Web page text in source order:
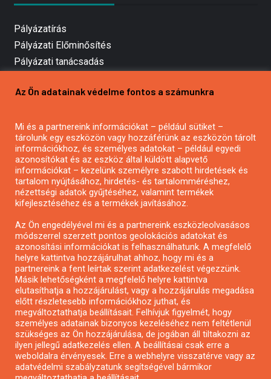
Pályázatírás
Pályázati Előminősítés
Pályázati tanácsadás
Mezőgazdasági pályázatírás
Pályázatírás civil szervezeteknek
Pályázatírás önkormányzatoknak
Pályázatfigyelés
Specifikus pályázatfigyelés vagy hírlevél
Pályázatok magánszemélyeknek
Pályázatok civil szervezeteknek
Pályázatok vállalkozásoknak
Önkormányzati pályázatok
Mezőgazdasági pályázatok
Falusi turizmus pályázatok
Napelem pályázatok
GINOP pályázatok
Az Ön adatainak védelme fontos a számunkra
Mi és a partnereink információkat – például sütiket –
tárolunk egy eszközön vagy hozzáférünk az eszközön tárolt
információkhoz, és személyes adatokat – például egyedi
azonosítókat és az eszköz által küldött alapvető
információkat – kezelünk személyre szabott hirdetések és
tartalom nyújtásához, hirdetés- és tartalomméréshez,
nézettségi adatok gyűjtéséhez, valamint termékek
kifejlesztéséhez és a termékek javításához.
Az Ön engedélyével mi és a partnereink eszközleolvasásos
módszerrel szerzett pontos geolokációs adatokat és
azonosítási információkat is felhasználhatunk. A megfelelő
helyre kattintva hozzájárulhat ahhoz, hogy mi és a
partnereink a fent leírtak szerint adatkezelést végezzünk.
Másik lehetőségként a megfelelő helyre kattintva
elutasíthatja a hozzájárulást, vagy a hozzájárulás megadása
előtt részletesebb információkhoz juthat, és
megváltoztathatja beállításait. Felhívjuk figyelmét, hogy
személyes adatainak bizonyos kezeléséhez nem feltétlenül
szükséges az Ön hozzájárulása, de jogában áll tiltakozni az
ilyen jellegű adatkezelés ellen. A beállításai csak erre a
weboldalra érvényesek. Erre a webhelyre visszatérve vagy az
adatvédelmi szabályzatunk segítségével bármikor